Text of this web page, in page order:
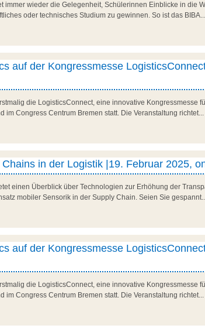
immer wieder die Gelegenheit, Schülerinnen Einblicke in die
oder technisches Studium zu gewinnen. So ist das BIBA...
auf der Kongressmesse
die LogisticsConnect, eine innovative Kongressmesse
im Congress Centrum Bremen statt. Die Veranstaltung richtet...
in der Logistik |19. Februar 2025,
einen Überblick über Technologien zur Erhöhung der
mobiler Sensorik in der Supply Chain. Seien Sie
auf der Kongressmesse
die LogisticsConnect, eine innovative Kongressmesse
im Congress Centrum Bremen statt. Die Veranstaltung richtet...